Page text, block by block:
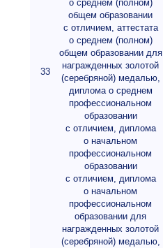
33
о среднем (полном)
общем образовании
с отличием, аттестата
о среднем (полном)
общем образовании для
награжденных золотой
(серебряной) медалью,
диплома о среднем
профессиональном
образовании
с отличием, диплома
о начальном
профессиональном
образовании
с отличием, диплома
о начальном
профессиональном
образовании для
награжденных золотой
(серебряной) медалью,